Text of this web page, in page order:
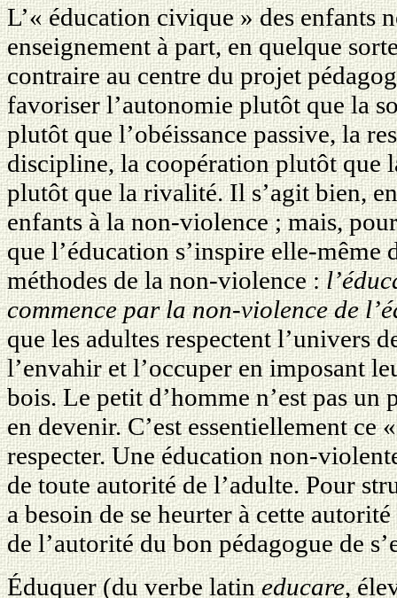
L’« éducation civique » des enfants
enseignement à part, en quelque
contraire au centre du projet
favoriser l’autonomie plutôt que la
plutôt que l’obéissance passive, la
discipline, la coopération plutôt que
plutôt que la rivalité. Il s’agit bien,
enfants à la non-violence ; mais,
que l’éducation s’inspire elle-même
méthodes de la non-violence :
commence par la non-violence de
que les adultes respectent l’univers
l’envahir et l’occuper en imposant
bois. Le petit d’homme n’est pas
en devenir. C’est essentiellement ce
respecter. Une éducation non-
de toute autorité de l’adulte. Pour
a besoin de se heurter à cette
de l’autorité du bon pédagogue de
Éduquer (du verbe latineducare,